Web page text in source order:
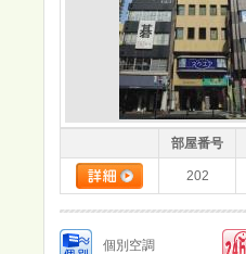
部屋番号
202
個別空調